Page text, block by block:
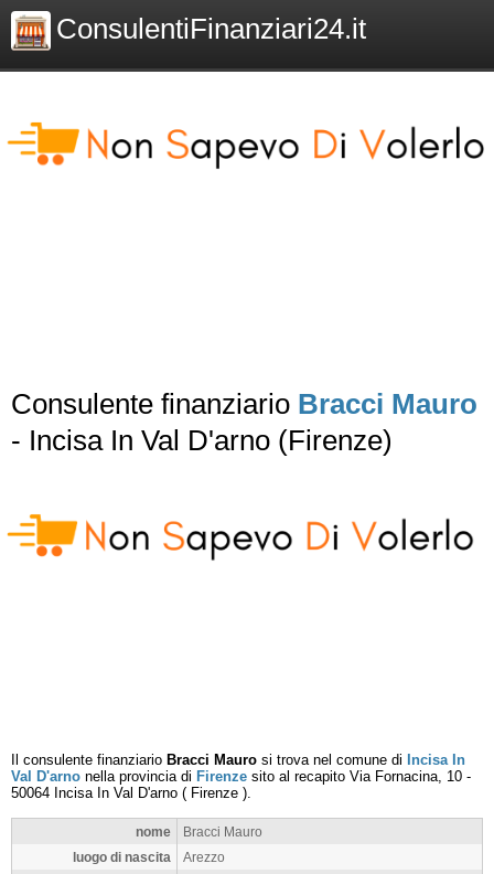
ConsulentiFinanziari24.it
Consulente finanziario Bracci Mauro
- Incisa In Val D'arno (Firenze)
Il consulente finanziario Bracci Mauro si trova nel comune di Incisa In
Val D'arno nella provincia di Firenze sito al recapito Via Fornacina, 10 -
50064 Incisa In Val D'arno ( Firenze ).
nome
Bracci Mauro
luogo di nascita
Arezzo